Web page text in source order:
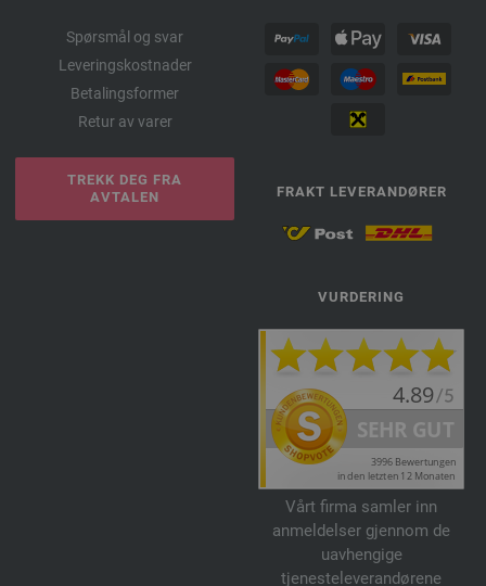
Spørsmål og svar
Leveringskostnader
Betalingsformer
Retur av varer
TREKK DEG FRA
AVTALEN
FRAKT LEVERANDØRER
VURDERING
Vårt firma samler inn
anmeldelser gjennom de
uavhengige
tjenesteleverandørene